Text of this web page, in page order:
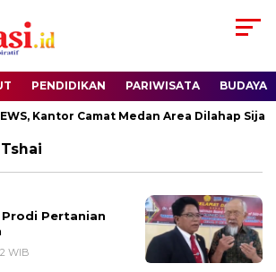
PENDIDIKAN PARIWISATA BUDAYA
Kantor Camat Medan Area Dilahap
Pertanian
WIB